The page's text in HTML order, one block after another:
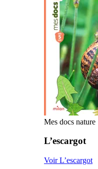
Mes docs nature
L’escargot
Voir L’escargot